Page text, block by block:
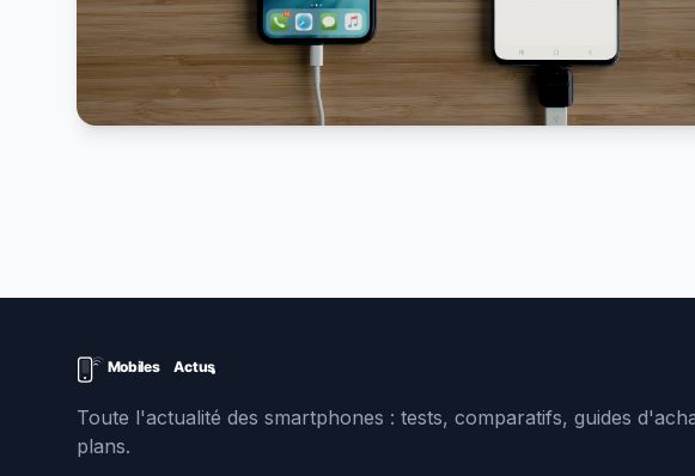
Toute l'actualité des smartphones : tests, comparatifs, guides
plans.